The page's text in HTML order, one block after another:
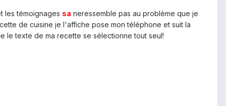
les témoignages sa neressemble pas au problème que je
de cuisine je l'affiche pose mon téléphone et suit la
le texte de ma recette se sélectionne tout seul!